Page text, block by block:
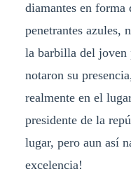
diamantes en
penetrantes azules,
la barbilla del joven
notaron su
realmente en el
presidente de la
lugar, pero aun así
excelencia!